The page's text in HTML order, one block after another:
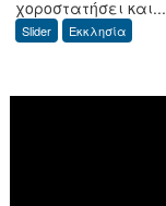
χοροστατήσει και...
Slider Εκκλησία